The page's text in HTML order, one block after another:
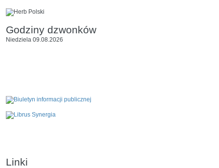
Godziny dzwonków
Niedziela 09.08.2026
Linki